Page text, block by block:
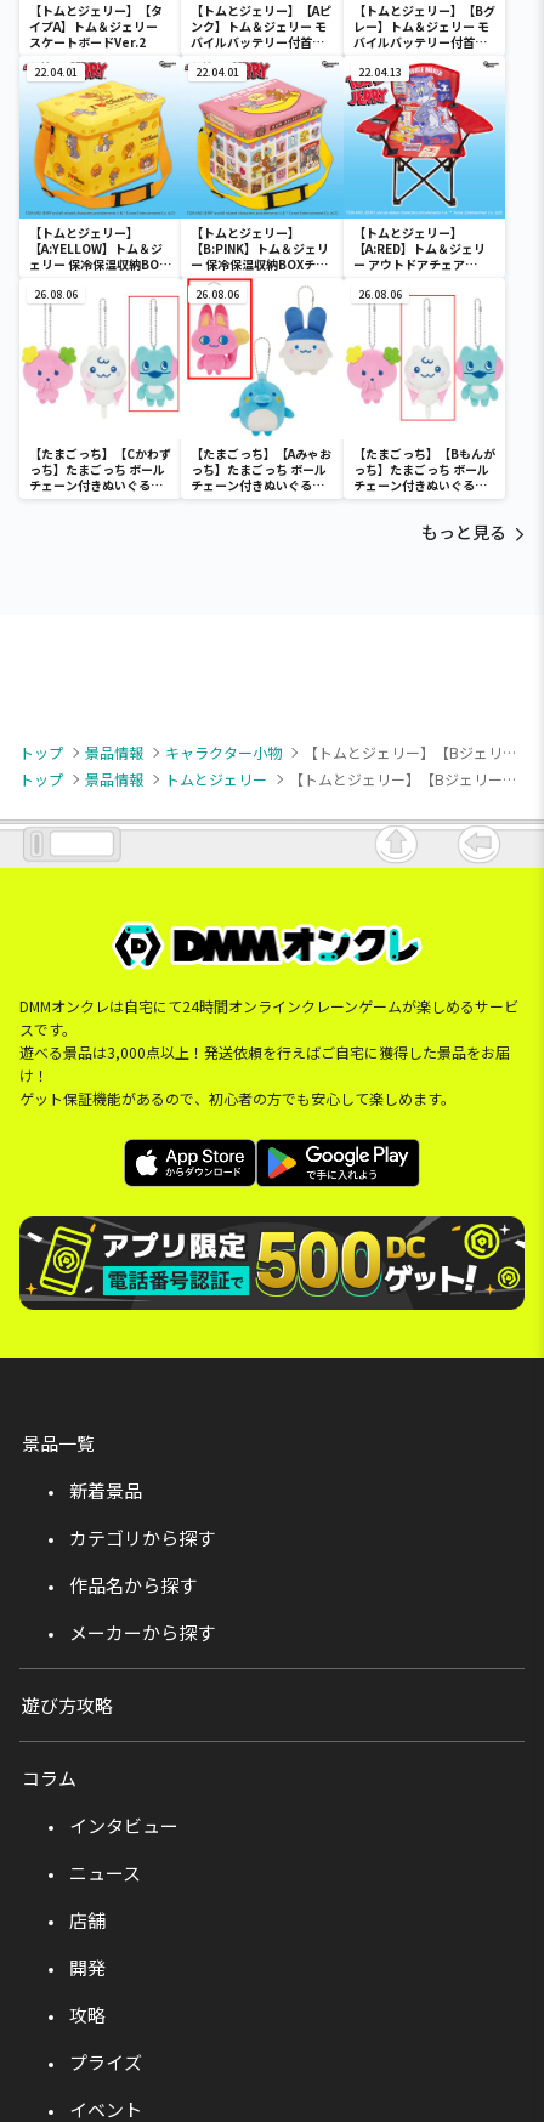
【トムとジェリー】【タ
イプA】トム＆ジェリー
スケートボードVer.2
【トムとジェリー】【Aピ
ンク】トム＆ジェリー モ
バイルバッテリー付首か
けファン
【トムとジェリー】【Bグ
レー】トム＆ジェリー モ
バイルバッテリー付首か
22.04.01
【トムとジェリー】
【A:YELLOW】トム＆ジ
ェリー 保冷保温収納BOX
22.04.01
【トムとジェリー】
【B:PINK】トム＆ジェリ
ー 保冷保温収納BOXチェ
ア
22.04.13
【トムとジェリー】
【A:RED】トム＆ジェリ
ー アウトドアチェア
26.08.06
【たまごっち】【Cかわず
っち】たまごっち ボール
チェーン付きぬいぐるみ
～Tamagotchi
26.08.06
【たまごっち】【Aみゃお
っち】たまごっち ボール
チェーン付きぬいぐるみ
～Tamagotchi
26.08.06
【たまごっち】【Bもんが
っち】たまごっち ボール
チェーン付きぬいぐるみ
～Tamagotchi
もっと見る
トップ 景品情報 キャラクター小物
【トムとジェリー】【Bジェリー】トムとジェリー Matowooz！ マスコット
トップ
景品情報 トムとジェリー 【トムとジェリー】【Bジェリー】トムとジェリー Matowooz！ マスコット
DMMオンクレは自宅にて24時間オンラインクレーンゲームが楽しめるサービ
スです。
遊べる景品は3,000点以上！発送依頼を行えばご自宅に獲得した景品をお届
け！
ゲット保証機能があるので、初心者の方でも安心して楽しめます。
景品一覧
新着景品
カテゴリから探す
作品名から探す
メーカーから探す
遊び方攻略
コラム
インタビュー
ニュース
店舗
開発
攻略
プライズ
イベント